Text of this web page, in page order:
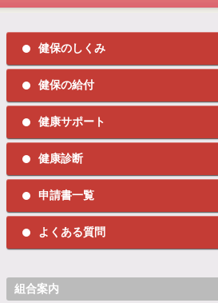
健保のしくみ
健保の給付
健康サポート
健康診断
申請書一覧
よくある質問
組合案内